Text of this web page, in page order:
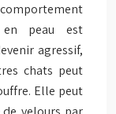
peau est
agressif,
chats peut
Elle peut